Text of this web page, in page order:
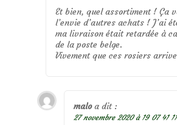
Et bien, quel assortiment ! Ça
l’envie d’autres achats ! J’ai
ma livraison était retardée à
de la poste belge.
Vivement que ces rosiers
malo a dit :
27 novembre 2020 à 19 07 41